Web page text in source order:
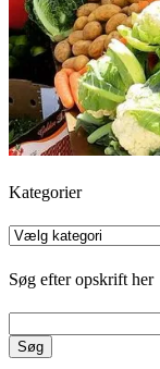
Kategorier
Kategorier
Søg efter opskrift her
Søg